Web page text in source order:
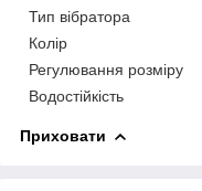
Тип вібратора
Колір
Регулювання розміру
Водостійкість
Приховати